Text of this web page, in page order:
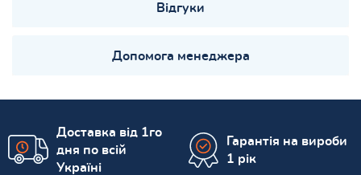
Відгуки
Допомога менеджера
Доставка від 1го
дня по всій
Україні
Гарантія на вироби
1 рік